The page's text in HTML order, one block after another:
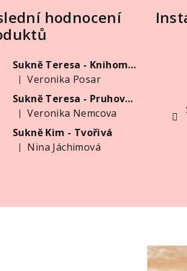
hodnocení
Sukně Teresa - Knihomolka
Hodnocení produktu je 5 z 5 hvězdiček.
|
Veronika Posar
Sukně Teresa - Pruhovaná
Hodnocení produktu je 5 z 5 hvězdiček.
|
Veronika Nemcova
Sukně Kim - Tvořivá
Hodnocení produktu je 5 z 5 hvězdiček.
| Nina Jáchimová